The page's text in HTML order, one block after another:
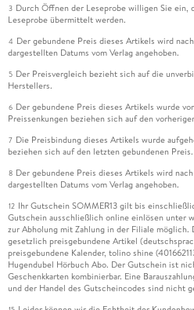
3 Durch Öffnen der Leseprobe willigen Sie ein,
Leseprobe übermittelt werden.
4 Der gebundene Preis dieses Artikels wird
dargestellten Datums vom Verlag angehoben.
5 Der Preisvergleich bezieht sich auf die
Herstellers.
6 Der gebundene Preis dieses Artikels wurde
Preissenkungen beziehen sich auf den
7 Die Preisbindung dieses Artikels wurde
beziehen sich auf den letzten gebundenen Preis.
8 Der gebundene Preis dieses Artikels wird
dargestellten Datums vom Verlag angehoben.
12 Ihr Gutschein SOMMER13 gilt bis
Gutschein ausschließlich online einlösen unter
zur Abholung mit Zahlung in der Filiale
gesetzlich preisgebundene Artikel
preisgebundene Kalender, tolino shine
Hugendubel Hörbuch Abo. Der Gutschein ist
Geschenkkarten kombinierbar. Eine
und der Handel des Gutscheincodes sind nicht